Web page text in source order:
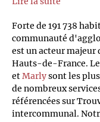
Forte de 191 738
communauté
est un acteur
Hauts-de-France.
etMarlysont les
de nombreux
référencées sur
intercommunal.